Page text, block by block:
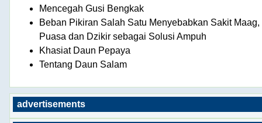
Mencegah Gusi Bengkak
Beban Pikiran Salah Satu Menyebabkan Sakit Maag,
Puasa dan Dzikir sebagai Solusi Ampuh
Khasiat Daun Pepaya
Tentang Daun Salam
advertisements